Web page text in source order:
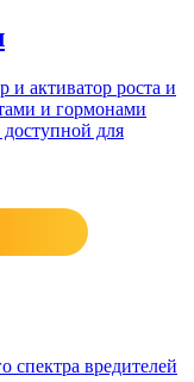
активатор роста и
и гормонами
для
спектра вредителей